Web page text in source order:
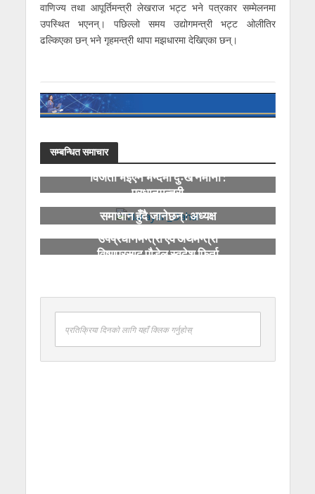
वाणिज्य तथा आपूर्तिमन्त्री लेखराज भट्ट भने पत्रकार सम्मेलनमा
उपस्थित भएनन्। पछिल्लो समय उद्योगमन्त्री भट्ट ओलीतिर
ढल्किएका छन् भने गृहमन्त्री थापा मझधारमा देखिएका छन्।
सम्बन्धित समाचार
विजेता भइएन भन्दैमा दुःख नमानौं :
प्रधानमन्त्री
समाधान हुँदै जानेछन् : अध्यक्ष
उपप्रधानमन्त्री एवं अर्थमन्त्री
विष्णुप्रसाद पौडेल स्वदेश फिर्ता
प्रतिक्रिया दिनको लागि यहाँ क्लिक गर्नुहोस्